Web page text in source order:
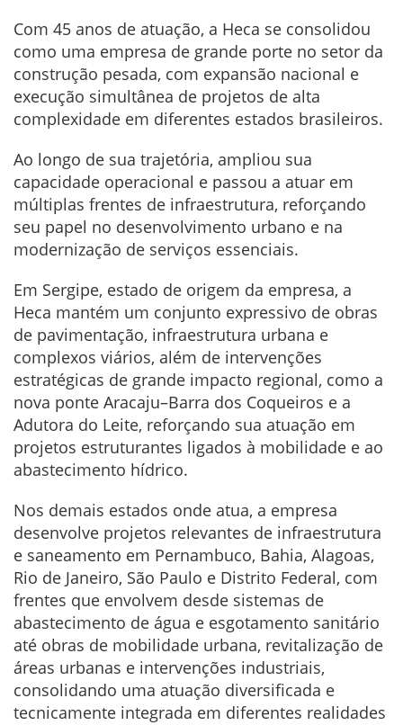
Com 45 anos de atuação, a Heca se consolidou
como uma empresa de grande porte no setor da
construção pesada, com expansão nacional e
execução simultânea de projetos de alta
complexidade em diferentes estados brasileiros.
Ao longo de sua trajetória, ampliou sua
capacidade operacional e passou a atuar em
múltiplas frentes de infraestrutura, reforçando
seu papel no desenvolvimento urbano e na
modernização de serviços essenciais.
Em Sergipe, estado de origem da empresa, a
Heca mantém um conjunto expressivo de obras
de pavimentação, infraestrutura urbana e
complexos viários, além de intervenções
estratégicas de grande impacto regional, como a
nova ponte Aracaju–Barra dos Coqueiros e a
Adutora do Leite, reforçando sua atuação em
projetos estruturantes ligados à mobilidade e ao
abastecimento hídrico.
Nos demais estados onde atua, a empresa
desenvolve projetos relevantes de infraestrutura
e saneamento em Pernambuco, Bahia, Alagoas,
Rio de Janeiro, São Paulo e Distrito Federal, com
frentes que envolvem desde sistemas de
abastecimento de água e esgotamento sanitário
até obras de mobilidade urbana, revitalização de
áreas urbanas e intervenções industriais,
consolidando uma atuação diversificada e
tecnicamente integrada em diferentes realidades